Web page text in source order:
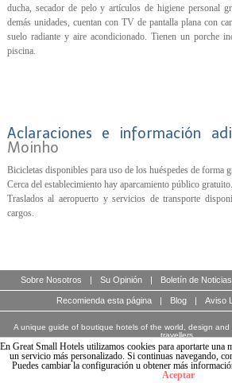
ducha, secador de pelo y artículos de higiene personal
demás unidades, cuentan con TV de pantalla plana con
suelo radiante y aire acondicionado. Tienen un porche
piscina.
Aclaraciones e información
Moinho
Bicicletas disponibles para uso de los huéspedes de forma
Cerca del establecimiento hay aparcamiento público gratuito.
Traslados al aeropuerto y servicios de transporte
cargos.
Sobre Nosotros | Su Opinión | Boletín de Noticias
Recomienda esta página | Blog | Aviso
A unique guide of boutique hotels of the world, design and
travellers.
© Copyright 2003 - 2026 World Travellers
En Great Small Hotels utilizamos cookies para aportarte una
un servicio más personalizado. Si continuas navegando,
Puedes cambiar la configuración u obtener más
Aceptar